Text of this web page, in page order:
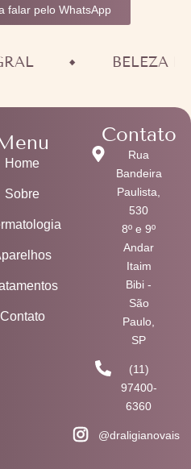
falar pelo WhatsApp
BELEZA
Home
Sobre
Contato
Contato
Rua
Bandeira
Paulista,
530
8º e 9º
Andar
Itaim
Bibi -
São
Paulo,
SP
(11)
97400-
6360
@draligianovais